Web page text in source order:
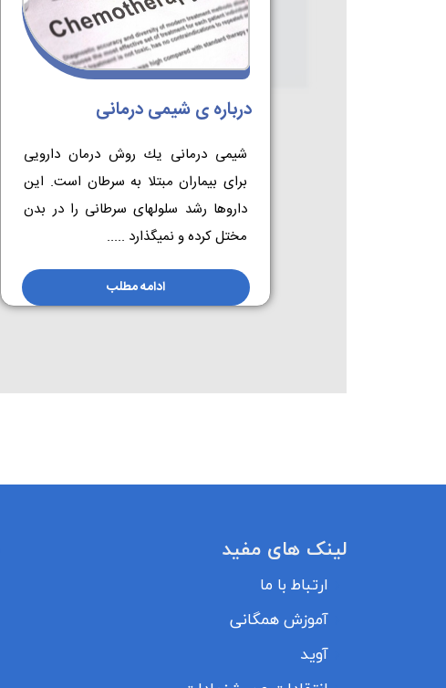
درباره ی شیمی درمانی
شیمی درمانی یك روش درمان دارویی
برای بیماران مبتلا به سرطان است. این
داروها رشد سلول­های سرطانی را در بدن
مختل كرده و نمی­گذارد .....
ادامه مطلب
لینک های مفید
ارتباط با ما
آموزش همگانی
آوید